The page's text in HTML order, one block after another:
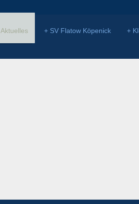
Aktuelles SV Flatow Köpenick